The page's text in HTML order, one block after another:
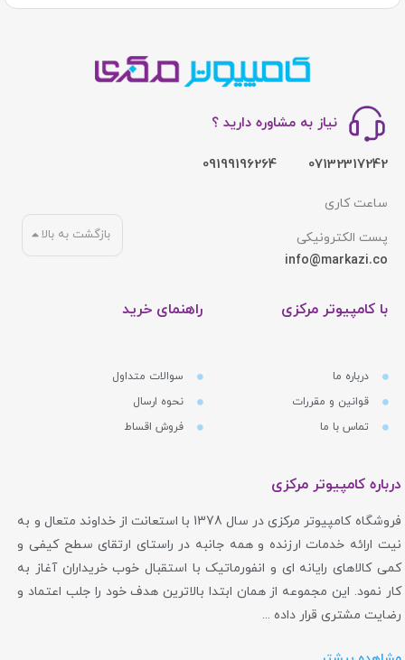
نیاز به مشاوره دارید ؟
07132317242
09199196264
ساعت کاری
پست الکترونیکی
info@markazi.co
با کامپیوتر مرکزی
درباره ما
قوانین و مقررات
تماس با ما
راهنمای خرید
سوالات متداول
نحوه ارسال
فروش اقساط
بازگشت به بالا
درباره کامپیوتر مرکزی
فروشگاه کامپیوتر مرکزی در سال 1378 با استعانت از خداوند متعال و به
نیت ارائه خدمات ارزنده و همه جانبه در راستای ارتقای سطح کیفی و
کمی کالاهای رایانه ای و انفورماتیک با استقبال خوب خریداران آغاز به
کار نمود. این مجموعه از همان ابتدا بالاترین هدف خود را جلب اعتماد و
رضایت مشتری قرار داده ...